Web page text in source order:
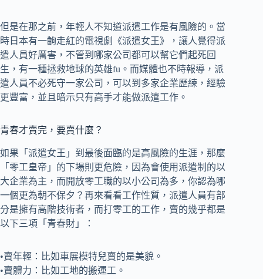
但是在那之前，年輕人不知道派遣工作是有風險的。當
時日本有一齣走紅的電視劇《派遣女王》，讓人覺得派
遣人員好厲害，不管到哪家公司都可以幫它們起死回
生，有一種拯救地球的英雄fu。而媒體也不時報導，派
遣人員不必死守一家公司，可以到多家企業歷練，經驗
更豐富，並且暗示只有高手才能做派遣工作。
青春才賣完，要賣什麼？
如果「派遣女王」到最後面臨的是高風險的生涯，那麼
「零工皇帝」的下場則更危險，因為會使用派遣制的以
大企業為主，而開放零工職的以小公司為多，你認為哪
一個更為朝不保夕？再來看看工作性質，派遣人員有部
分是擁有高階技術者，而打零工的工作，賣的幾乎都是
以下三項「青春財」：
•賣年輕：比如車展模特兒賣的是美貌。
•賣體力：比如工地的搬運工。